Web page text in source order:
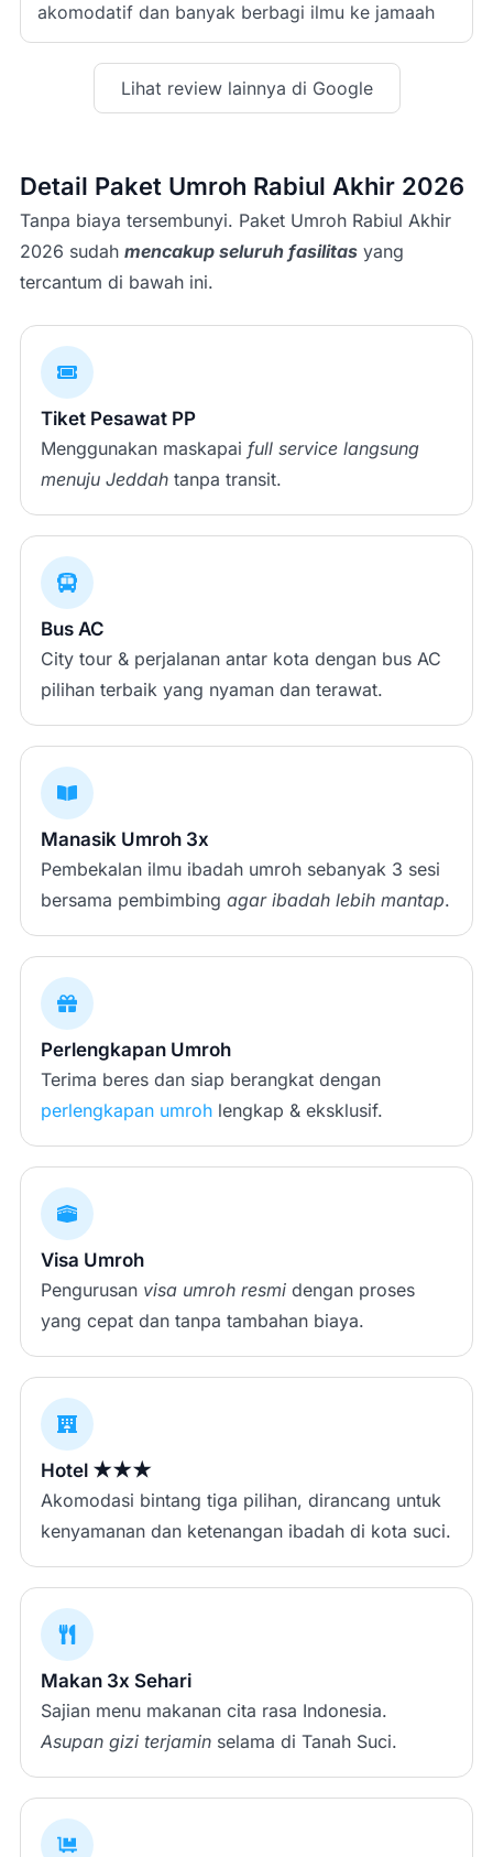
akomodatif dan banyak berbagi ilmu ke jamaah
Lihat review lainnya di Google
Detail Paket Umroh Rabiul Akhir 2026
Tanpa biaya tersembunyi. Paket Umroh Rabiul Akhir
2026 sudah mencakup seluruh fasilitas yang
tercantum di bawah ini.
Tiket Pesawat PP
Menggunakan maskapai full service langsung
menuju Jeddah tanpa transit.
Bus AC
City tour & perjalanan antar kota dengan bus AC
pilihan terbaik yang nyaman dan terawat.
Manasik Umroh 3x
Pembekalan ilmu ibadah umroh sebanyak 3 sesi
bersama pembimbing agar ibadah lebih mantap.
Perlengkapan Umroh
Terima beres dan siap berangkat dengan
perlengkapan umroh lengkap & eksklusif.
Visa Umroh
Pengurusan visa umroh resmi dengan proses
yang cepat dan tanpa tambahan biaya.
Hotel ★★★
Akomodasi bintang tiga pilihan, dirancang untuk
kenyamanan dan ketenangan ibadah di kota suci.
Makan 3x Sehari
Sajian menu makanan cita rasa Indonesia.
Asupan gizi terjamin selama di Tanah Suci.